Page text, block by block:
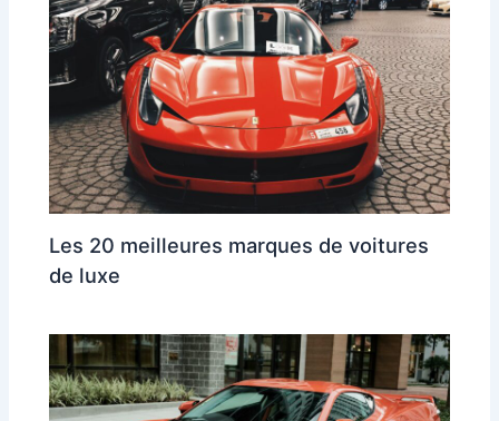
Les 20 meilleures marques de voitures
de luxe